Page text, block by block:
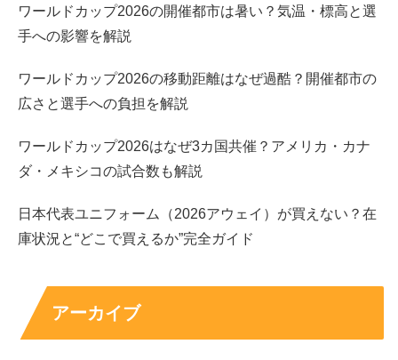
生年月日
2003年11月18日
出身地
栃木県
身長
164cm
血液型
非公表
特技
バレエ・柔軟
資格
IELTS（Academic）6.0点取得
所属事務所
ワールドカップ2026の開催都市は暑い？気温・標高と選
手への影響を解説
ワールドカップ2026の移動距離はなぜ過酷？開催都市の
広さと選手への負担を解説
ワールドカップ2026はなぜ3カ国共催？アメリカ・カナ
ダ・メキシコの試合数も解説
日本代表ユニフォーム（2026アウェイ）が買えない？在
庫状況と“どこで買えるか”完全ガイド
アーカイブ